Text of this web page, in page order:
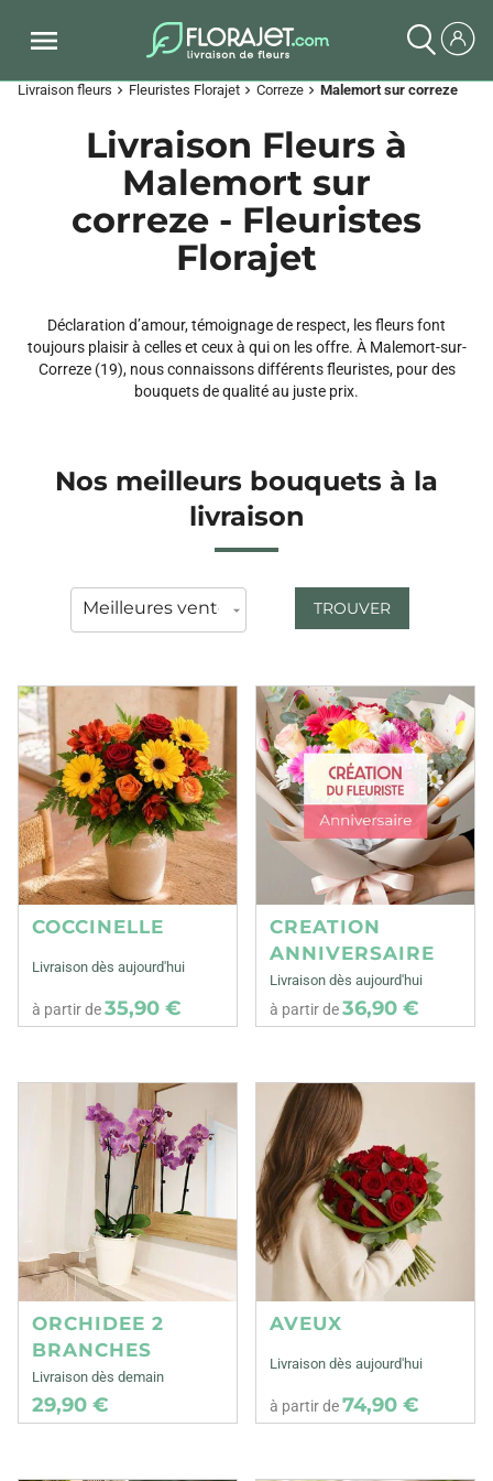
Livraison fleurs chevron_right Fleuristes Florajet chevron_right Correze chevron_right Malemort sur correze
Livraison Fleurs à
Malemort sur
correze - Fleuristes
Florajet
Déclaration d’amour, témoignage de respect, les fleurs font
toujours plaisir à celles et ceux à qui on les offre. À Malemort-sur-
Correze (19), nous connaissons différents fleuristes, pour des
bouquets de qualité au juste prix.
Nos meilleurs bouquets à la
livraison
TROUVER
COCCINELLE
Livraison dès aujourd'hui
à partir de35,90 €
CREATION
ANNIVERSAIRE
Livraison dès aujourd'hui
à partir de36,90 €
ORCHIDEE 2
BRANCHES
Livraison dès demain
29,90 €
AVEUX
Livraison dès aujourd'hui
à partir de74,90 €